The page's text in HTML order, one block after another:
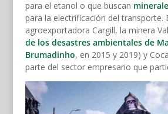
para el etanol o que buscan
para la electrificación del transporte.
agroexportadora Cargill, la minera
de los desastres ambientales de
Brumadinho, en 2015 y 2019) y
parte del sector empresario que